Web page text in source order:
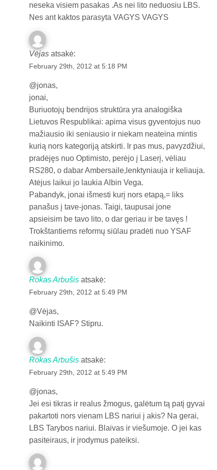
neseka visiem pasakas .As nei lito neduosiu LBS.
Nes ant kaktos parasyta VAGYS VAGYS
Vėjas atsakė:
February 29th, 2012 at 5:18 PM
@jonas,
jonai,
Buriuotojų bendrijos struktūra yra analogiška
Lietuvos Respublikai: apima visus gyventojus nuo
mažiausio iki seniausio ir niekam neateina mintis
kurią nors kategoriją atskirti. Ir pas mus, pavyzdžiui,
pradėjęs nuo Optimisto, perėjo į Laserį, vėliau
RS280, o dabar Ambersaile,lenktyniauja ir keliauja.
Atėjus laikui jo laukia Albin Vega.
Pabandyk, jonai išmesti kurį nors etapą,= liks
panašus į tave-jonas. Taigi, taupusai jone
apsieisim be tavo lito, o dar geriau ir be tavęs !
Trokštantiems reformų siūlau pradėti nuo YSAF
naikinimo.
Rokas Arbušis atsakė:
February 29th, 2012 at 5:49 PM
@Vėjas,
Naikinti ISAF? Stipru.
Rokas Arbušis atsakė:
February 29th, 2012 at 5:49 PM
@jonas,
Jei esi tikras ir realus žmogus, galėtum tą patį gyvai
pakartoti nors vienam LBS nariui į akis? Na gerai,
LBS Tarybos nariui. Blaivas ir viešumoje. O jei kas
pasiteiraus, ir įrodymus pateiksi.